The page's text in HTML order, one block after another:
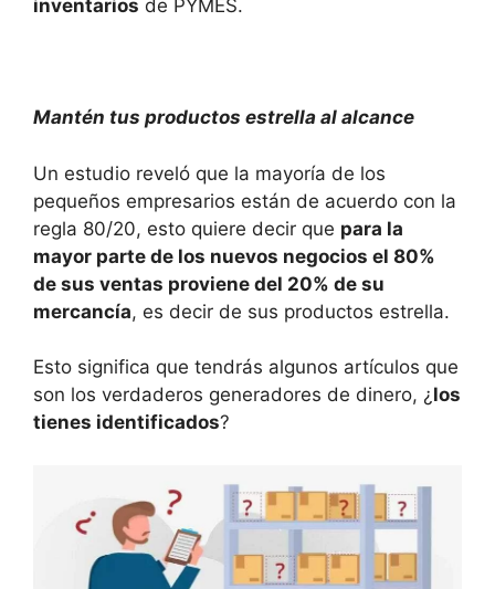
inventarios de PYMES.
Mantén tus productos estrella al alcance
Un estudio reveló que la mayoría de los
pequeños empresarios están de acuerdo con la
regla 80/20, esto quiere decir que para la
mayor parte de los nuevos negocios el 80%
de sus ventas proviene del 20% de su
mercancía, es decir de sus productos estrella.
Esto significa que tendrás algunos artículos que
son los verdaderos generadores de dinero, ¿ los
tienes identificados?